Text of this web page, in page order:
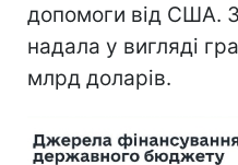
допомоги від США.
надала у вигляді
млрд доларів.